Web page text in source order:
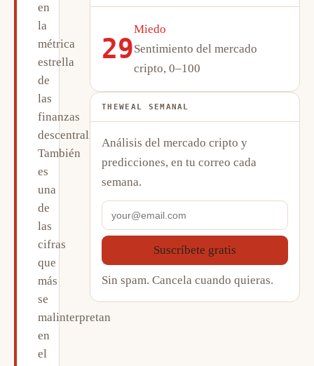
en
la
métrica
estrella
de
las
finanzas
descentralizadas.
También
es
una
de
las
cifras
que
más
se
malinterpretan
en
el
29
Miedo
Sentimiento del mercado
cripto, 0–100
THEWEAL SEMANAL
Análisis del mercado cripto y
predicciones, en tu correo cada
semana.
Suscríbete gratis
Sin spam. Cancela cuando quieras.